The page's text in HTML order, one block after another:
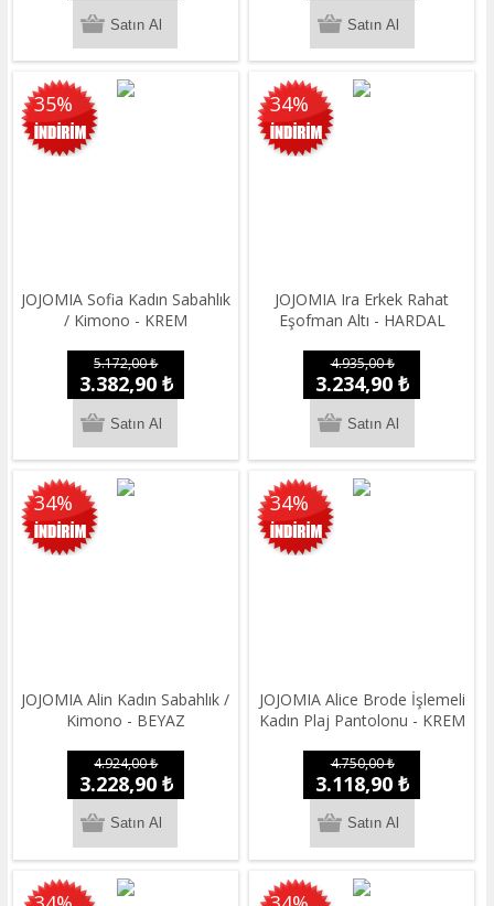
35%
JOJOMIA Sofia Kadın Sabahlık
/ Kimono - KREM
5.172,00 ₺
3.382,90 ₺
34%
JOJOMIA Ira Erkek Rahat
Eşofman Altı - HARDAL
4.935,00 ₺
3.234,90 ₺
34%
JOJOMIA Alin Kadın Sabahlık /
Kimono - BEYAZ
4.924,00 ₺
3.228,90 ₺
34%
JOJOMIA Alice Brode İşlemeli
Kadın Plaj Pantolonu - KREM
4.750,00 ₺
3.118,90 ₺